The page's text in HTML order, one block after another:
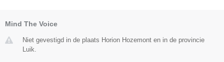
Mind The Voice
Niet gevestigd in de plaats Horion Hozemont en in de provincie
Luik.